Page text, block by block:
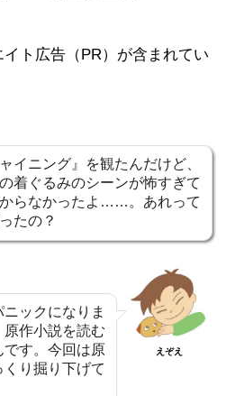
ト広告（PR）が含まれてい
イニング』を観たんだけど、
着ぐるみのシーンが怖すぎて
らなかったよ……。あれって
たの？
ックになりま
作小説を読む
です。今回は原
り掘り下げて
えぞえ